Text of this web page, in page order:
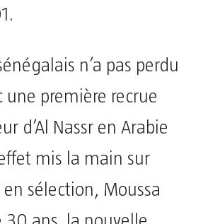
n’a pas perdu
une première recrue
d’Al Nassr en Arabie
mis la main sur
sélection, Moussa